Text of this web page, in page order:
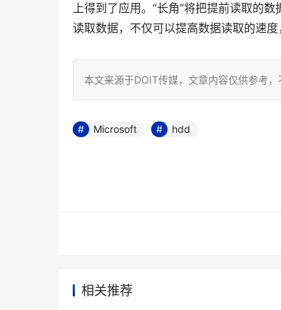
上得到了应用。“长角”将把提前读取的
读取数据，不仅可以提高数据读取的速
本文来源于DOIT传媒，文章内容仅供参考，
Microsoft hdd
相关推荐